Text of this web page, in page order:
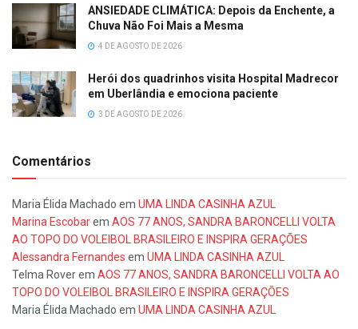
ANSIEDADE CLIMÁTICA: Depois da Enchente, a
Chuva Não Foi Mais a Mesma
4 DE AGOSTO DE 2026
Herói dos quadrinhos visita Hospital Madrecor
em Uberlândia e emociona paciente
3 DE AGOSTO DE 2026
Comentários
Maria Élida Machado em UMA LINDA CASINHA AZUL
Marina Escobarem AOS 77 ANOS, SANDRA BARONCELLI VOLTA
AO TOPO DO VOLEIBOL BRASILEIRO E INSPIRA GERAÇÕES
Alessandra Fernandes em UMA LINDA CASINHA AZUL
Telma Roverem AOS 77 ANOS, SANDRA BARONCELLI VOLTA AO
TOPO DO VOLEIBOL BRASILEIRO E INSPIRA GERAÇÕES
Maria Élida Machado em UMA LINDA CASINHA AZUL